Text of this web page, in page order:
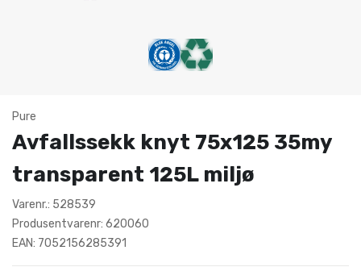
Pure
Avfallssekk knyt 75x125 35my
transparent 125L miljø
Varenr.: 528539
Produsentvarenr: 620060
EAN: 7052156285391